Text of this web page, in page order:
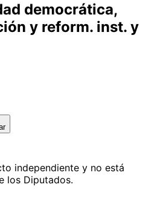
democrática,
y reform. inst. y
independiente y no está
los Diputados.